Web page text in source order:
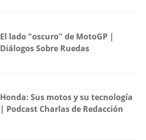
El lado "oscuro" de MotoGP |
Diálogos Sobre Ruedas
Honda: Sus motos y su tecnología
| Podcast Charlas de Redacción